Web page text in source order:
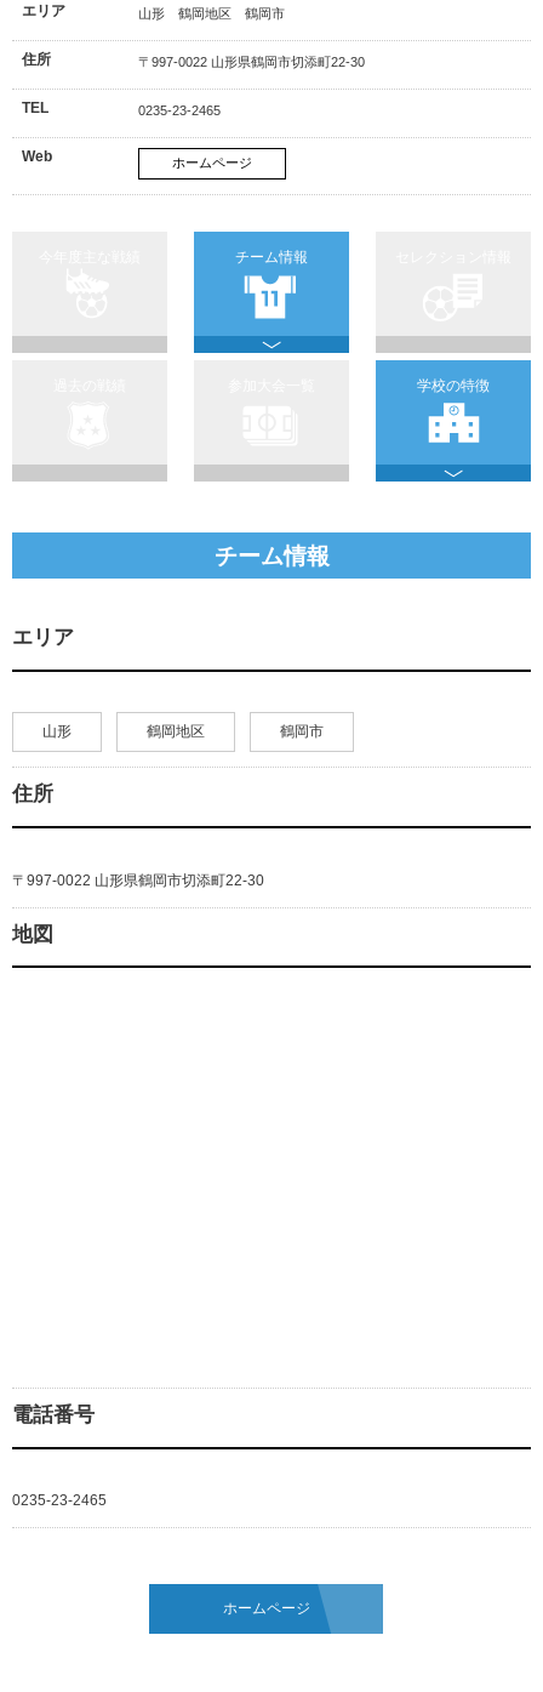
エリア 山形 鶴岡地区 鶴岡市
住所 〒997-0022 山形県鶴岡市切添町22-30
TEL 0235-23-2465
Web ホームページ
チーム情報
学校の特徴
チーム情報
エリア
山形 鶴岡地区 鶴岡市
住所
〒997-0022 山形県鶴岡市切添町22-30
地図
電話番号
0235-23-2465
ホームページ